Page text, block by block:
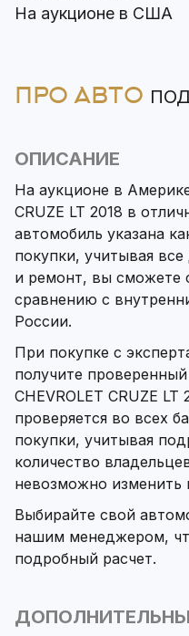
На аукционе в США
ПРО АВТО
ОПИСАНИЕ
На аукционе в
CRUZE LT 2018 в
автомобиль указана
покупки, учитывая
и ремонт, вы сможете
сравнению с
России.
При покупке с
получите
CHEVROLET CRUZE
проверяется во всех
покупки, учитывая
количество
невозможно
Выбирайте свой
нашим менеджером,
подробный расчет.